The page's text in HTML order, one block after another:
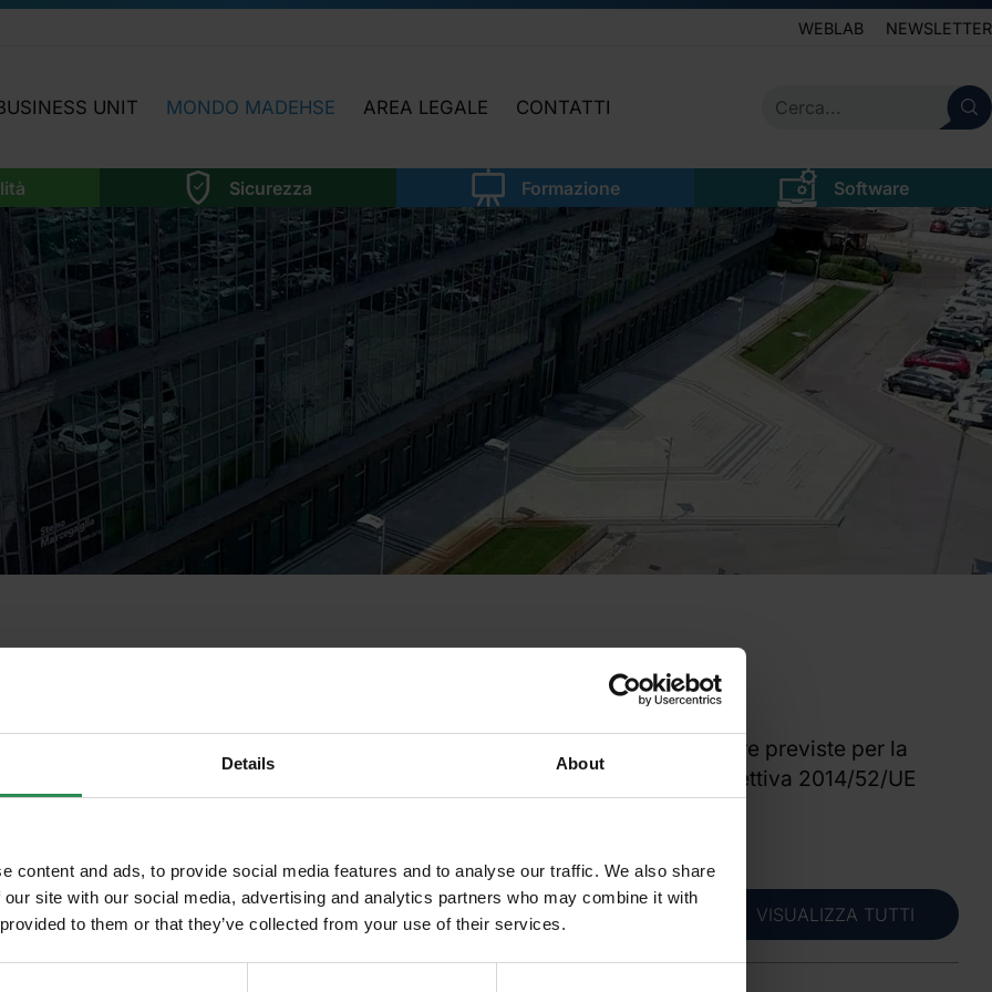
Details About
content and ads, to provide social media features and to analyse our traffic. We also share
site with our social media, advertising and analytics partners who may combine it with
to them or that they’ve collected from your use of their services.
WEBLAB NEWSLETTER
UNIT
SICUREZZA
FORMAZIONE
SOFTWARE
MONDO MADEHSE
HIGHLIGHTS
OGGI INCONTRIAMO…
APPROFONDIMENTI
FOCUS TEMATICI
AREA LEGALE
NEWS LEGISLATIVE
ATTIVITÀ AREA LEGALE
CONTATTI
SERVIZIO CLIENTI
NEWSLETTER
Sicurezza Formazione Software
16 giugno 2017, n. 104 che riforma in modo rilevante le attuali procedure previste per la
di assoggettabilità a VIA. Il decreto costituisce l’attuazione della direttiva 2014/52/UE
VISUALIZZA TUTTI
in anteprima
scadenze,